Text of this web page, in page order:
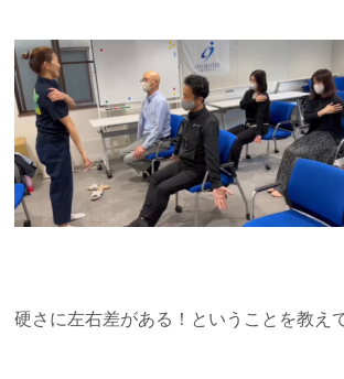
硬さに左右差がある！ということを教え